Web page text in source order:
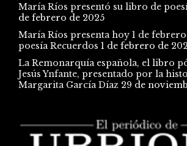
María Ríos presentó su libro de
de febrero de 2025
María Ríos presenta hoy 1 de
poesía Recuerdos 1 de febrero de
La Remonarquía española, el libro
Jesús Ynfante, presentado por la
Margarita García Díaz 29 de